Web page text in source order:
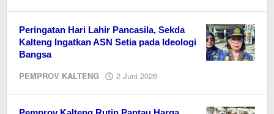
Peringatan Hari Lahir Pancasila, Sekda
Kalteng Ingatkan ASN Setia pada Ideologi
Bangsa
PEMPROV KALTENG 2 Juni 2026